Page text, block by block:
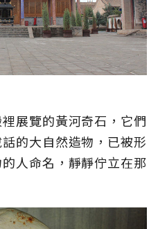
展覽的黃河奇石，它們
的大自然造物，已被形
人命名，靜靜佇立在那